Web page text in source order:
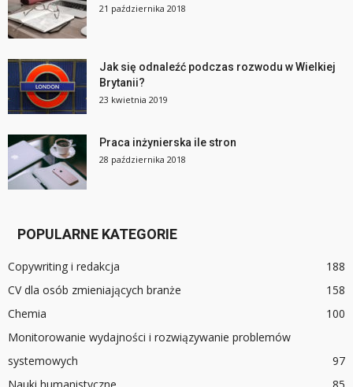
21 października 2018
Jak się odnaleźć podczas rozwodu w Wielkiej
Brytanii?
23 kwietnia 2019
Praca inżynierska ile stron
28 października 2018
POPULARNE KATEGORIE
Copywriting i redakcja
188
CV dla osób zmieniających branże
158
Chemia
100
Monitorowanie wydajności i rozwiązywanie problemów
systemowych
97